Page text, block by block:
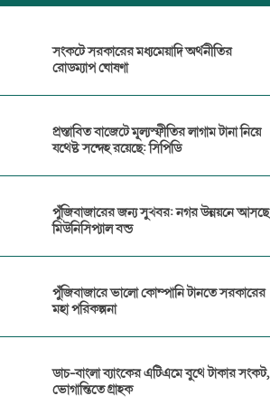
সংকটে সরকারের মধ্যমেয়াদি অর্থনীতির
রোডম্যাপ ঘোষণা
প্রস্তাবিত বাজেটে মূল্যস্ফীতির লাগাম টানা নিয়ে
যথেষ্ট সন্দেহ রয়েছে: সিপিডি
পুঁজিবাজারের জন্য সুখবর: নগর উন্নয়নে আসছে
মিউনিসিপ্যাল বন্ড
পুঁজিবাজারে ভালো কোম্পানি টানতে সরকারের
মহা পরিকল্পনা
ডাচ-বাংলা ব্যাংকের এটিএমে বুথে টাকার সংকট,
ভোগান্তিতে গ্রাহক